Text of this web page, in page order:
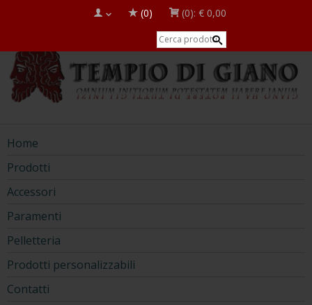
(0) (0): € 0,00
Home
Prodotti
Accessori
Paramenti
Pelletteria
Prodotti personalizzabili
Contatti